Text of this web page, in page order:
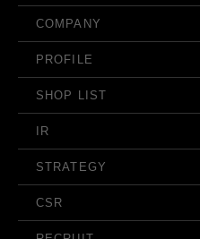
COMPANY
PROFILE
SHOP LIST
IR
STRATEGY
CSR